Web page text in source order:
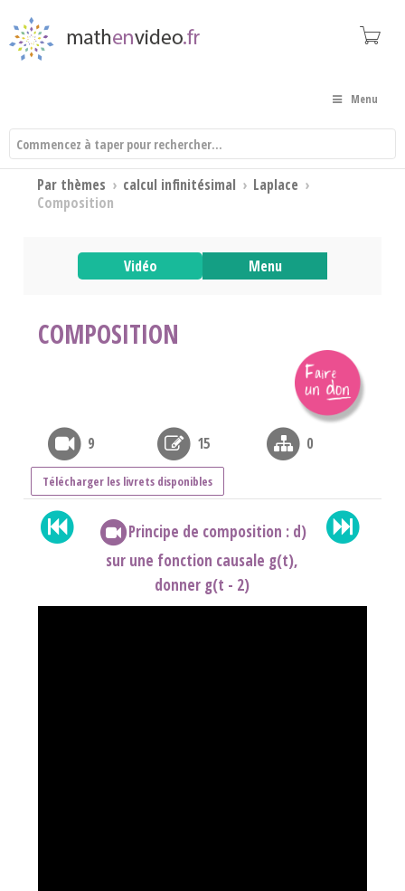
Menu
Par thèmes › calcul infinitésimal › Laplace ›
Composition
Vidéo Menu
COMPOSITION
9 15 0
Télécharger les livrets disponibles
Principe de composition : d)
sur une fonction causale g(t),
donner g(t - 2)